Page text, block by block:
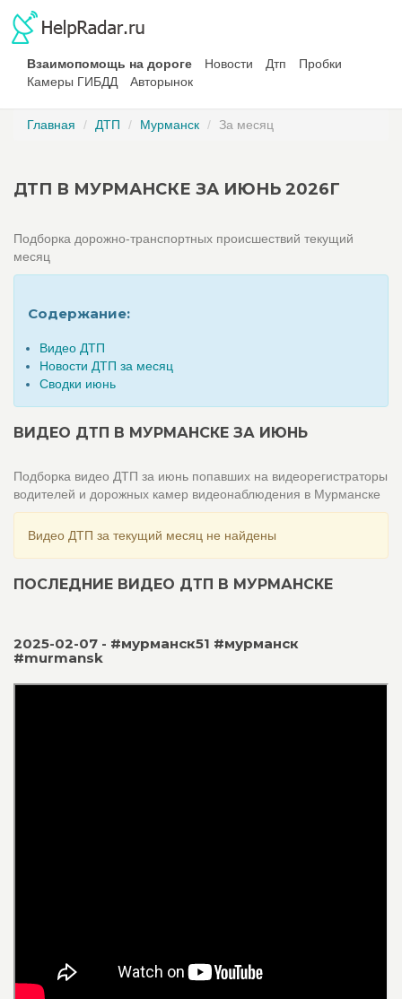
Взаимопомощь на дороге Новости Дтп
Пробки
Камеры ГИБДД
Авторынок
Главная ДТП Мурманск За месяц
ДТП В МУРМАНСКЕ ЗА ИЮНЬ 2026Г
Подборка дорожно-транспортных происшествий текущий
месяц
Содержание:
Видео ДТП
Новости ДТП за месяц
Сводки июнь
ВИДЕО ДТП В МУРМАНСКЕ ЗА ИЮНЬ
Подборка видео ДТП за июнь попавших на видеорегистраторы
водителей и дорожных камер видеонаблюдения в Мурманске
Видео ДТП за текущий месяц не найдены
ПОСЛЕДНИЕ ВИДЕО ДТП В МУРМАНСКЕ
2025-02-07 - #мурманск51 #мурманск
#murmansk